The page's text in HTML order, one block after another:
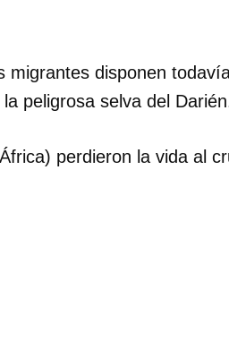
migrantes disponen
peligrosa selva del
perdieron la vida al